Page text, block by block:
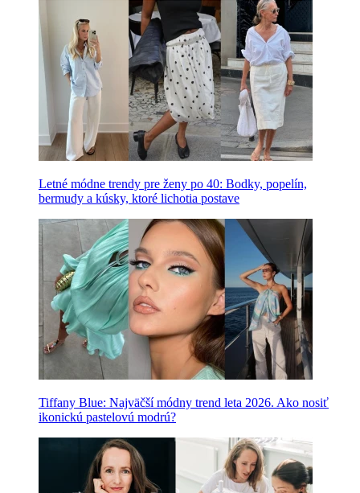
Letné módne trendy pre ženy po 40: Bodky, popelín,
bermudy a kúsky, ktoré lichotia postave
Tiffany Blue: Najväčší módny trend leta 2026. Ako nosiť
ikonickú pastelovú modrú?